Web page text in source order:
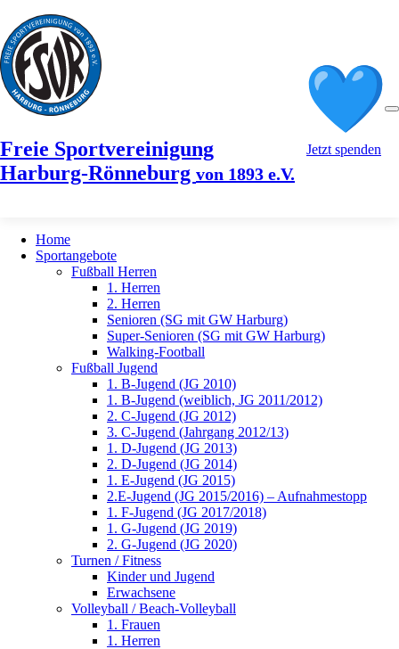
Freie Sportvereinigung
Harburg-Rönneburg von 1893 e.V.
Jetzt spenden
Home
Sportangebote
Fußball Herren
1. Herren
2. Herren
Senioren (SG mit GW Harburg)
Super-Senioren (SG mit GW Harburg)
Walking-Football
Fußball Jugend
1. B-Jugend (JG 2010)
1. B-Jugend (weiblich, JG 2011/2012)
2. C-Jugend (JG 2012)
3. C-Jugend (Jahrgang 2012/13)
1. D-Jugend (JG 2013)
2. D-Jugend (JG 2014)
1. E-Jugend (JG 2015)
2.E-Jugend (JG 2015/2016) – Aufnahmestopp
1. F-Jugend (JG 2017/2018)
1. G-Jugend (JG 2019)
2. G-Jugend (JG 2020)
Turnen / Fitness
Kinder und Jugend
Erwachsene
Volleyball / Beach-Volleyball
1. Frauen
1. Herren